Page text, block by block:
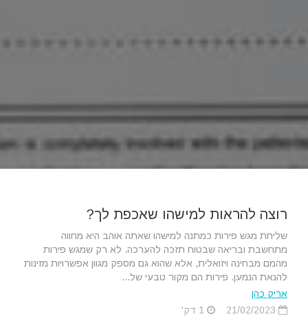
רוצה להראות למישהו שאכפת לך?
שליחת מגש פירות כמתנה למישהו שאתה אוהב היא מחווה
מתחשבת ובריאה שבטוח תזכה להערכה. לא רק שמגש פירות
מהמם מבחינה ויזואלית, אלא שהוא גם מספק מגוון אפשרויות מזינות
להנאת הנמען. פירות הם מקור טבעי של...
אריק כהן